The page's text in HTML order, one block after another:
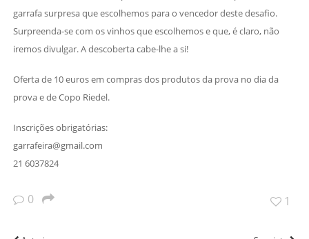
garrafa surpresa que escolhemos para o vencedor deste desafio.
Surpreenda-se com os vinhos que escolhemos e que, é claro, não
iremos divulgar. A descoberta cabe-lhe a si!
Oferta de 10 euros em compras dos produtos da prova no dia da
prova e de Copo Riedel.
Inscrições obrigatórias:
garrafeira@gmail.com
21 6037824
0 1